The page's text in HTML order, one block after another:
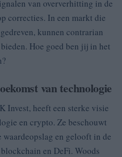
van oververhitting in de
correcties. In een markt die
kunnen contrarian
Hoe goed ben jij in het
van technologie
Invest, heeft een sterke visie
en crypto. Ze beschouwt
en gelooft in de
en DeFi. Woods